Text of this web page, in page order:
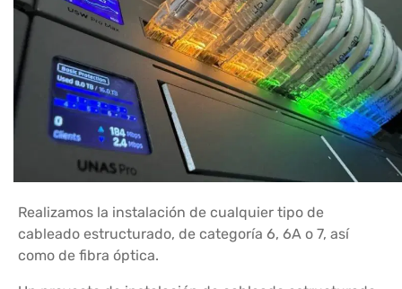
Realizamos la instalación de cualquier tipo de
cableado estructurado, de categoría 6, 6A o 7, así
como de fibra óptica.